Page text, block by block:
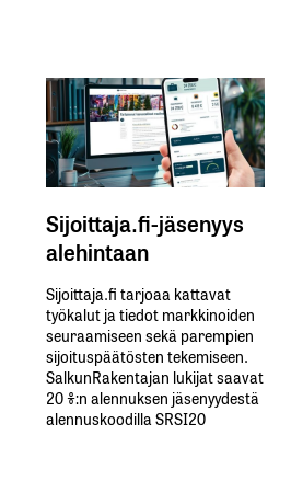
Sijoittaja.fi-jäsenyys
alehintaan
Sijoittaja.fi tarjoaa kattavat
työkalut ja tiedot markkinoiden
seuraamiseen sekä parempien
sijoituspäätösten tekemiseen.
SalkunRakentajan lukijat saavat
20 %:n alennuksen jäsenyydestä
alennuskoodilla SRSI20